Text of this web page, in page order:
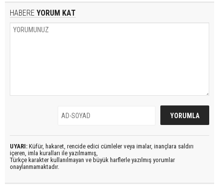
HABERE YORUM KAT
UYARI: Küfür, hakaret, rencide edici cümleler veya imalar, inançlara saldırı
içeren, imla kuralları ile yazılmamış,
Türkçe karakter kullanılmayan ve büyük harflerle yazılmış yorumlar
onaylanmamaktadır.